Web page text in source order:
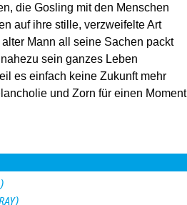
die Gosling mit den Menschen
auf ihre stille, verzweifelte Art
Mann all seine Sachen packt
sein ganzes Leben
es einfach keine Zukunft mehr
und Zorn für einen Moment